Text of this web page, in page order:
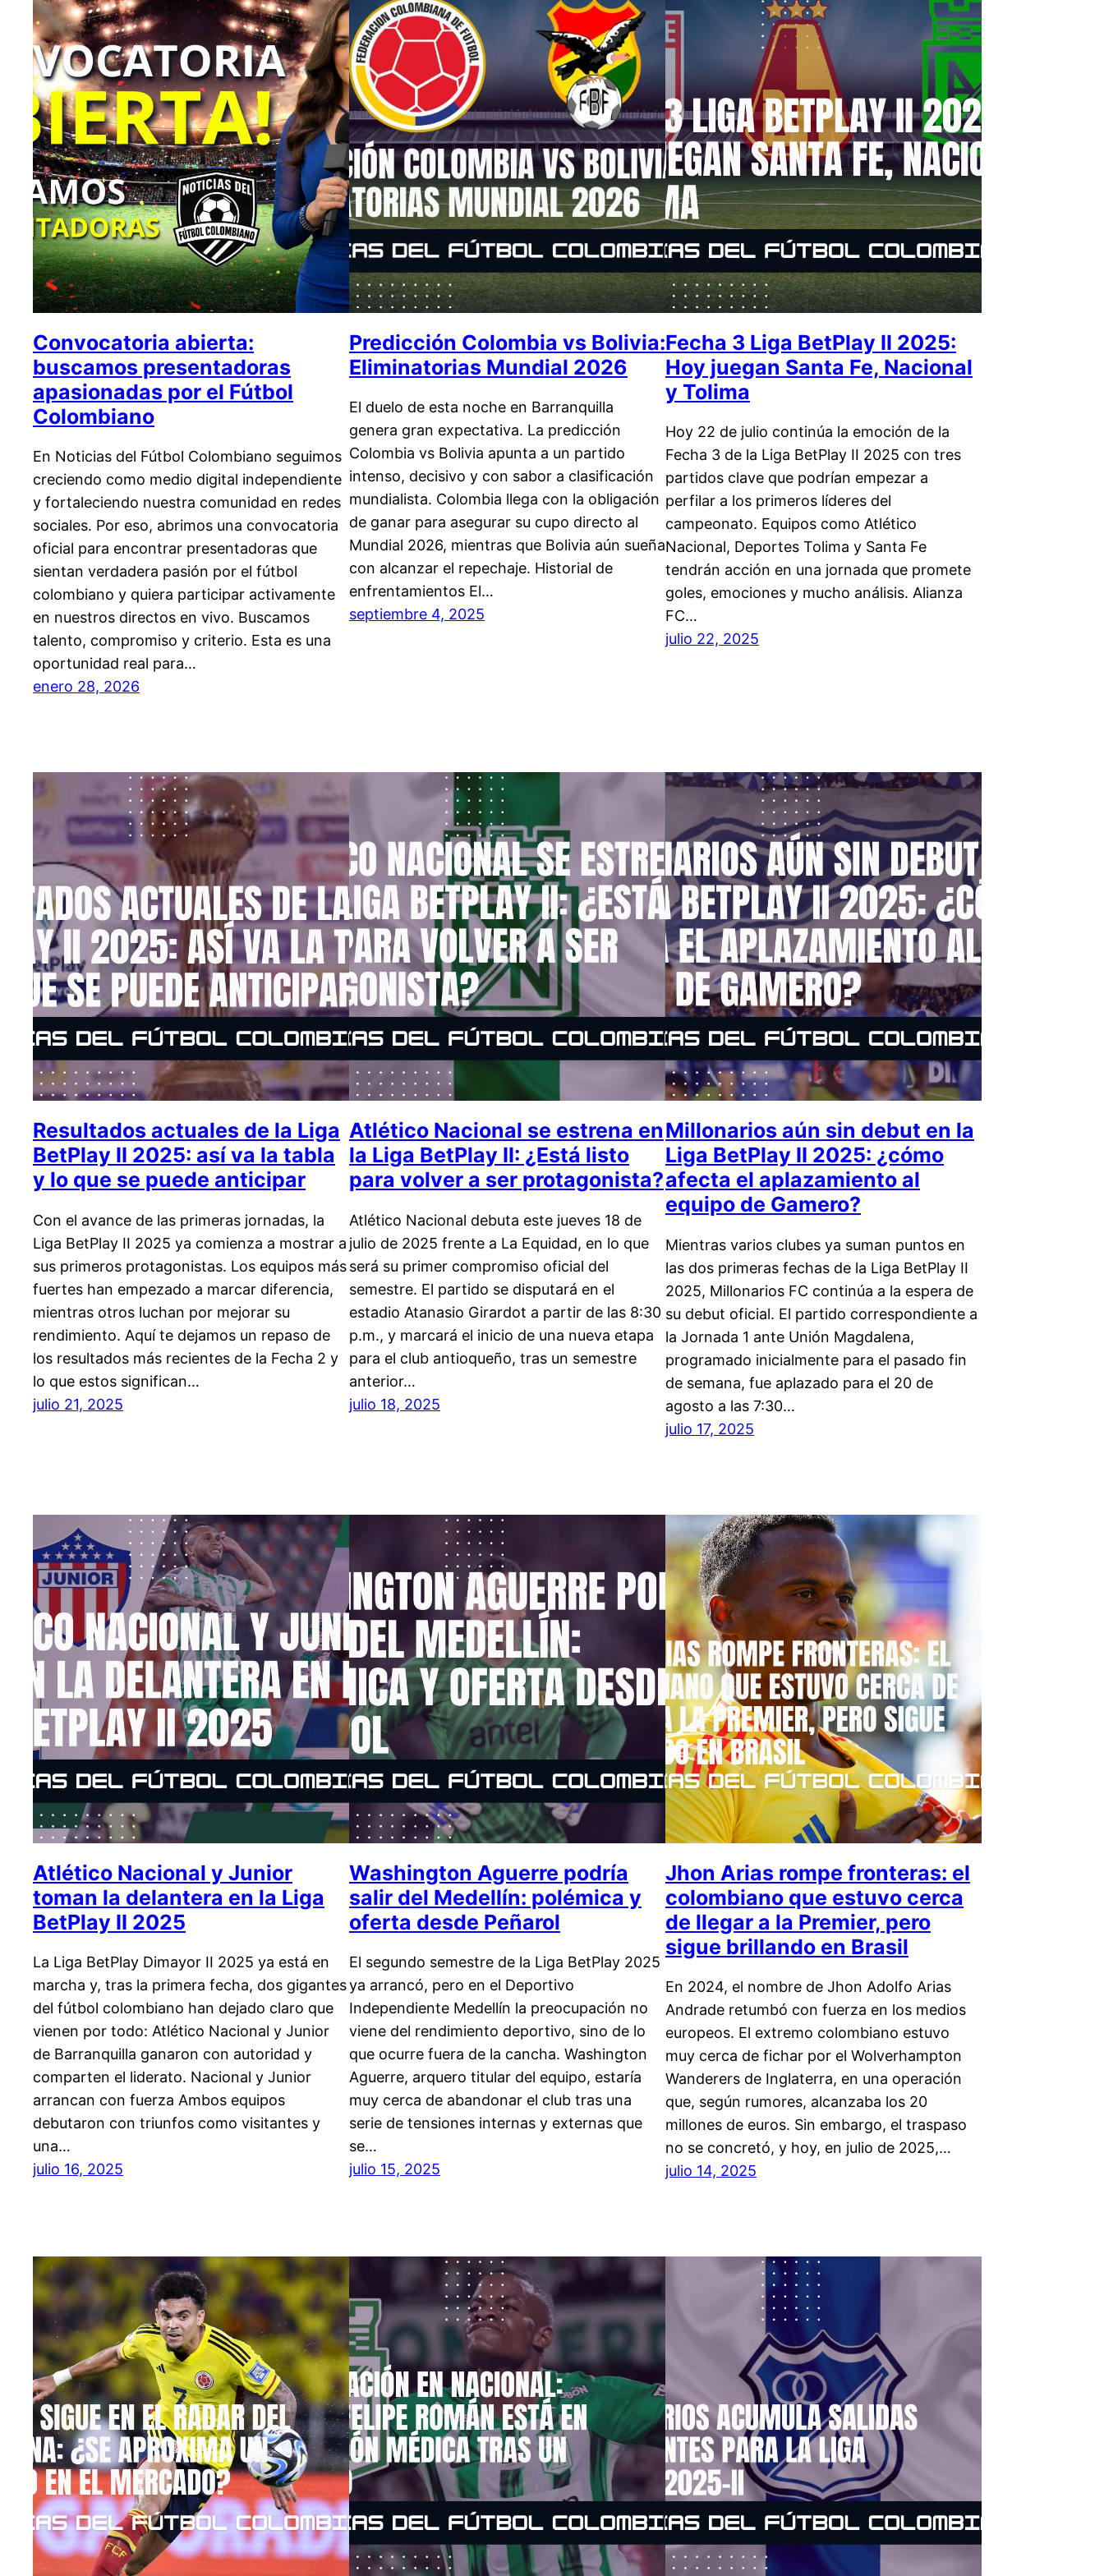
Convocatoria abierta:
buscamos presentadoras
apasionadas por el Fútbol
Colombiano
En Noticias del Fútbol Colombiano seguimos
creciendo como medio digital independiente
y fortaleciendo nuestra comunidad en redes
sociales. Por eso, abrimos una convocatoria
oficial para encontrar presentadoras que
sientan verdadera pasión por el fútbol
colombiano y quiera participar activamente
en nuestros directos en vivo. Buscamos
talento, compromiso y criterio. Esta es una
oportunidad real para…
enero 28, 2026
Predicción Colombia vs Bolivia:
Eliminatorias Mundial 2026
El duelo de esta noche en Barranquilla
genera gran expectativa. La predicción
Colombia vs Bolivia apunta a un partido
intenso, decisivo y con sabor a clasificación
mundialista. Colombia llega con la obligación
de ganar para asegurar su cupo directo al
Mundial 2026, mientras que Bolivia aún sueña
con alcanzar el repechaje. Historial de
enfrentamientos El…
septiembre 4, 2025
Fecha 3 Liga BetPlay II 2025:
Hoy juegan Santa Fe, Nacional
y Tolima
Hoy 22 de julio continúa la emoción de la
Fecha 3 de la Liga BetPlay II 2025 con tres
partidos clave que podrían empezar a
perfilar a los primeros líderes del
campeonato. Equipos como Atlético
Nacional, Deportes Tolima y Santa Fe
tendrán acción en una jornada que promete
goles, emociones y mucho análisis. Alianza
FC…
julio 22, 2025
Resultados actuales de la Liga
BetPlay II 2025: así va la tabla
y lo que se puede anticipar
Con el avance de las primeras jornadas, la
Liga BetPlay II 2025 ya comienza a mostrar a
sus primeros protagonistas. Los equipos más
fuertes han empezado a marcar diferencia,
mientras otros luchan por mejorar su
rendimiento. Aquí te dejamos un repaso de
los resultados más recientes de la Fecha 2 y
lo que estos significan…
julio 21, 2025
Atlético Nacional se estrena en
la Liga BetPlay II: ¿Está listo
para volver a ser protagonista?
Atlético Nacional debuta este jueves 18 de
julio de 2025 frente a La Equidad, en lo que
será su primer compromiso oficial del
semestre. El partido se disputará en el
estadio Atanasio Girardot a partir de las 8:30
p.m., y marcará el inicio de una nueva etapa
para el club antioqueño, tras un semestre
anterior…
julio 18, 2025
Millonarios aún sin debut en la
Liga BetPlay II 2025: ¿cómo
afecta el aplazamiento al
equipo de Gamero?
Mientras varios clubes ya suman puntos en
las dos primeras fechas de la Liga BetPlay II
2025, Millonarios FC continúa a la espera de
su debut oficial. El partido correspondiente a
la Jornada 1 ante Unión Magdalena,
programado inicialmente para el pasado fin
de semana, fue aplazado para el 20 de
agosto a las 7:30…
julio 17, 2025
Atlético Nacional y Junior
toman la delantera en la Liga
BetPlay II 2025
La Liga BetPlay Dimayor II 2025 ya está en
marcha y, tras la primera fecha, dos gigantes
del fútbol colombiano han dejado claro que
vienen por todo: Atlético Nacional y Junior
de Barranquilla ganaron con autoridad y
comparten el liderato. Nacional y Junior
arrancan con fuerza Ambos equipos
debutaron con triunfos como visitantes y
una…
julio 16, 2025
Washington Aguerre podría
salir del Medellín: polémica y
oferta desde Peñarol
El segundo semestre de la Liga BetPlay 2025
ya arrancó, pero en el Deportivo
Independiente Medellín la preocupación no
viene del rendimiento deportivo, sino de lo
que ocurre fuera de la cancha. Washington
Aguerre, arquero titular del equipo, estaría
muy cerca de abandonar el club tras una
serie de tensiones internas y externas que
se…
julio 15, 2025
Jhon Arias rompe fronteras: el
colombiano que estuvo cerca
de llegar a la Premier, pero
sigue brillando en Brasil
En 2024, el nombre de Jhon Adolfo Arias
Andrade retumbó con fuerza en los medios
europeos. El extremo colombiano estuvo
muy cerca de fichar por el Wolverhampton
Wanderers de Inglaterra, en una operación
que, según rumores, alcanzaba los 20
millones de euros. Sin embargo, el traspaso
no se concretó, y hoy, en julio de 2025,…
julio 14, 2025